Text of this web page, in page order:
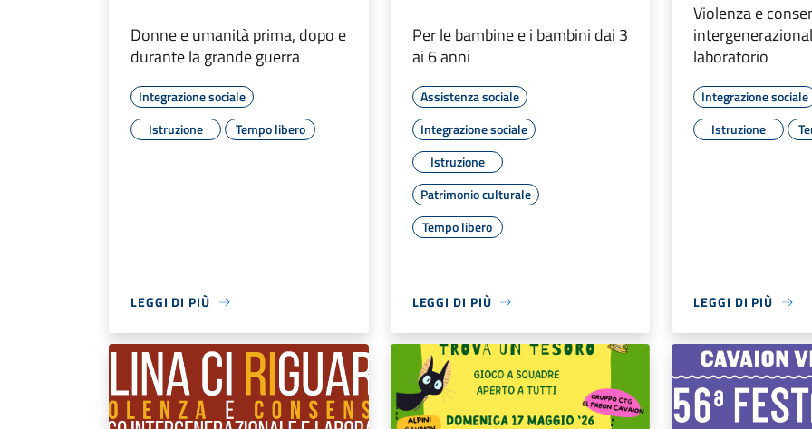
Donne e umanità prima, dopo e
durante la grande guerra
Integrazione sociale
Istruzione
Tempo libero
LEGGI DI PIÙ
Per le bambine e i bambini dai 3
ai 6 anni
Assistenza sociale
Integrazione sociale
Istruzione
Patrimonio culturale
Tempo libero
LEGGI DI PIÙ
Violenza e
laboratorio
Integrazione sociale
Istruzione
LEGGI DI PIÙ